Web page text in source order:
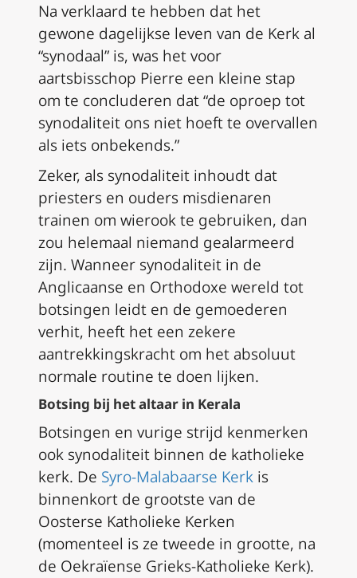
Na verklaard te hebben dat het
gewone dagelijkse leven van de Kerk al
“synodaal” is, was het voor
aartsbisschop Pierre een kleine stap
om te concluderen dat “de oproep tot
synodaliteit ons niet hoeft te overvallen
als iets onbekends.”
Zeker, als synodaliteit inhoudt dat
priesters en ouders misdienaren
trainen om wierook te gebruiken, dan
zou helemaal niemand gealarmeerd
zijn. Wanneer synodaliteit in de
Anglicaanse en Orthodoxe wereld tot
botsingen leidt en de gemoederen
verhit, heeft het een zekere
aantrekkingskracht om het absoluut
normale routine te doen lijken.
Botsing bij het altaar in Kerala
Botsingen en vurige strijd kenmerken
ook synodaliteit binnen de katholieke
kerk. De Syro-Malabaarse Kerk is
binnenkort de grootste van de
Oosterse Katholieke Kerken
(momenteel is ze tweede in grootte, na
de Oekraïense Grieks-Katholieke Kerk).